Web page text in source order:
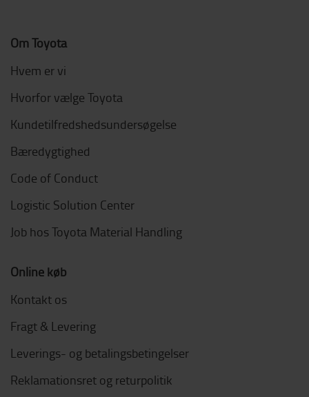
Om Toyota
Hvem er vi
Hvorfor vælge Toyota
Kundetilfredshedsundersøgelse
Bæredygtighed
Code of Conduct
Logistic Solution Center
Job hos Toyota Material Handling
Online køb
Kontakt os
Fragt & Levering
Leverings- og betalingsbetingelser
Reklamationsret og returpolitik